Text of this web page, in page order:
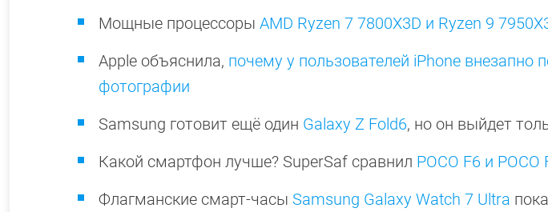
Мощные процессоры AMD Ryzen 7 7800X3D и Ryzen 9
Apple объяснила, почему у пользователей iPhone внезапно
фотографии
Samsung готовит ещё один Galaxy Z Fold6, но он выйдет
Какой смартфон лучше? SuperSaf сравнил POCO F6 и POCO
Флагманские смарт-часы Samsung Galaxy Watch 7 Ultra